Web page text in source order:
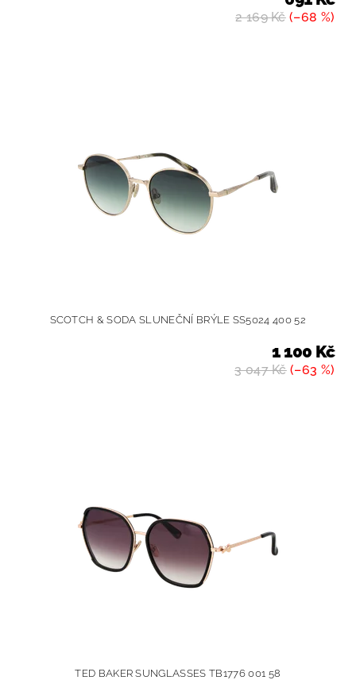
2 169 Kč(–68 %)
SCOTCH & SODA SLUNEČNÍ BRÝLE SS5024 400 52
3 047 Kč(–63 %)
1 100 Kč
TED BAKER SUNGLASSES TB1776 001 58